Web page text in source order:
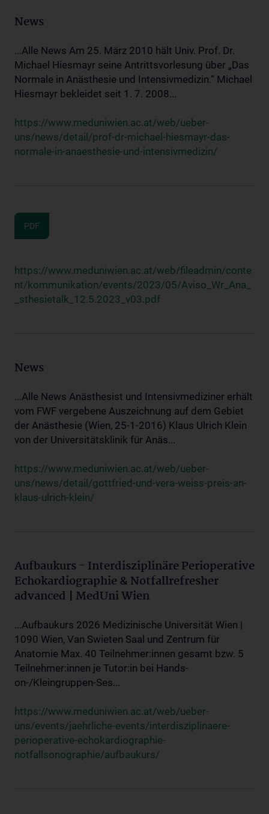
News
...Alle News Am 25. März 2010 hält Univ. Prof. Dr.
Michael Hiesmayr seine Antrittsvorlesung über „Das
Normale in Anästhesie und Intensivmedizin.“ Michael
Hiesmayr bekleidet seit 1. 7. 2008...
https://www.meduniwien.ac.at/web/ueber-
uns/news/detail/prof-dr-michael-hiesmayr-das-
normale-in-anaesthesie-und-intensivmedizin/
PDF
https://www.meduniwien.ac.at/web/fileadmin/conte
nt/kommunikation/events/2023/05/Aviso_Wr_Ana_
_sthesietalk_12.5.2023_v03.pdf
News
...Alle News Anästhesist und Intensivmediziner erhält
vom FWF vergebene Auszeichnung auf dem Gebiet
der Anästhesie (Wien, 25-1-2016) Klaus Ulrich Klein
von der Universitätsklinik für Anäs...
https://www.meduniwien.ac.at/web/ueber-
uns/news/detail/gottfried-und-vera-weiss-preis-an-
klaus-ulrich-klein/
Aufbaukurs - Interdisziplinäre Perioperative
Echokardiographie & Notfallrefresher
advanced | MedUni Wien
...Aufbaukurs 2026 Medizinische Universität Wien |
1090 Wien, Van Swieten Saal und Zentrum für
Anatomie Max. 40 Teilnehmer:innen gesamt bzw. 5
Teilnehmer:innen je Tutor:in bei Hands-
on-/Kleingruppen-Ses...
https://www.meduniwien.ac.at/web/ueber-
uns/events/jaehrliche-events/interdisziplinaere-
perioperative-echokardiographie-
notfallsonographie/aufbaukurs/